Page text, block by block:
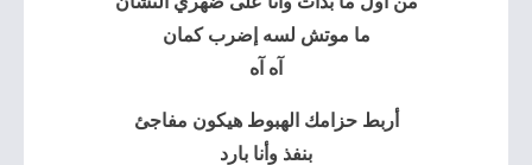
ما موتش لسه إضرب كمان
آه آه
أربط حزامك الهبوط هيكون مفاجئ
بنفذ وأنا بارد